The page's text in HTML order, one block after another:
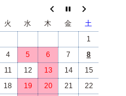
火 水 木 金
土
1
4 5 6 7
8
11 12 13 14
15
18 19 20 21
22